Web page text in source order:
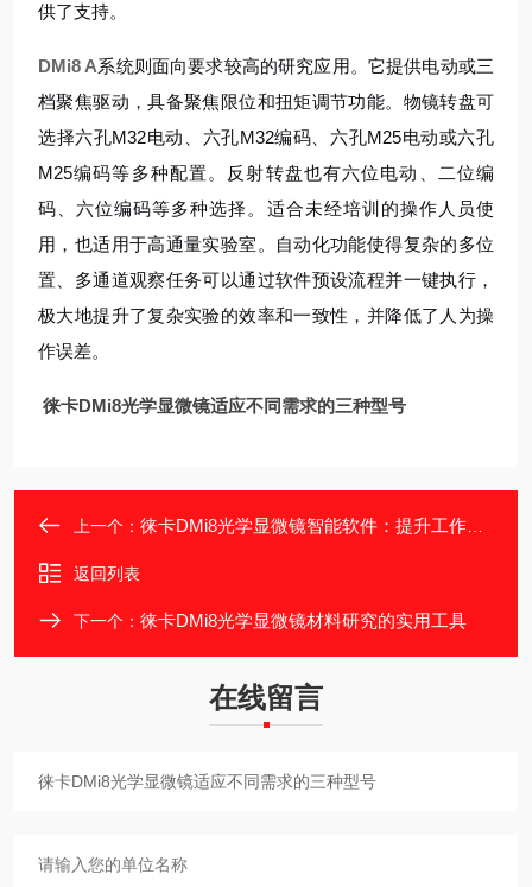
供了支持。
DMi8 A系统则面向要求较高的研究应用。它提供电动或三
档聚焦驱动，具备聚焦限位和扭矩调节功能。物镜转盘可
选择六孔M32电动、六孔M32编码、六孔M25电动或六孔
M25编码等多种配置。反射转盘也有六位电动、二位编
码、六位编码等多种选择。适合未经培训的操作人员使
用，也适用于高通量实验室。自动化功能使得复杂的多位
置、多通道观察任务可以通过软件预设流程并一键执行，
极大地提升了复杂实验的效率和一致性，并降低了人为操
作误差。
徕卡DMi8光学显微镜适应不同需求的三种型号
上一个： 徕卡DMi8光学显微镜智能软件：提升工作效率
返回列表
下一个： 徕卡DMi8光学显微镜材料研究的实用工具
在线留言